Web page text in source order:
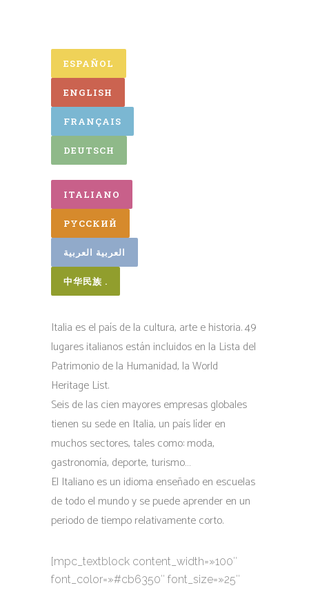
ESPAÑOL
ENGLISH
FRANÇAIS
DEUTSCH
ITALIANO
PYCСКИЙ
العربية العربية
中华民族 .
Italia es el país de la cultura, arte e historia. 49
lugares italianos están incluidos en la Lista del
Patrimonio de la Humanidad, la World
Heritage List.
Seis de las cien mayores empresas globales
tienen su sede en Italia, un país líder en
muchos sectores, tales como: moda,
gastronomía, deporte, turismo…
El Italiano es un idioma enseñado en escuelas
de todo el mundo y se puede aprender en un
periodo de tiempo relativamente corto.
[mpc_textblock content_width=»100″
font_color=»#cb6350″ font_size=»25″